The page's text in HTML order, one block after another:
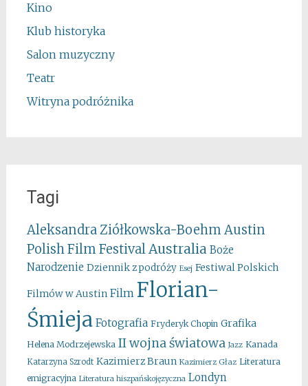
Kino
Klub historyka
Salon muzyczny
Teatr
Witryna podróżnika
Tagi
Aleksandra Ziółkowska-Boehm Austin
Polish Film FestivalAustralia Boże
Narodzenie Dziennik z podróży Esej Festiwal Polskich
Filmów w Austin Film Florian-
Śmieja Fotografia Fryderyk Chopin Grafika
Helena Modrzejewska II wojna światowa Jazz Kanada
Katarzyna Szrodt Kazimierz Braun Kazimierz Głaz Literatura
emigracyjna Literatura hiszpańskojęzyczna Londyn